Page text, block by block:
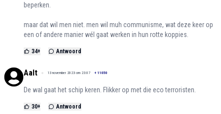
beperken.
maar dat wil men niet. men wil muh communisme, wat deze keer op
een of andere manier wél gaat werken in hun rotte koppies.
34+ Antwoord
Aalt 13 november 2023 om 23:07 + 11050
De wal gaat het schip keren. Flikker op met die eco terroristen.
30+ Antwoord